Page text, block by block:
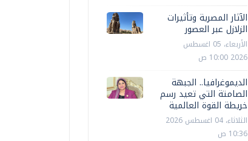
الآثار المصرية وتأثيرات
الزلازل عبر العصور
الأربعاء، 05 اغسطس
2026 10:00 ص
الديموغرافيا.. الجبهة
الصامتة التي تعيد رسم
خريطة القوة العالمية
الثلاثاء، 04 اغسطس 2026
10:36 ص